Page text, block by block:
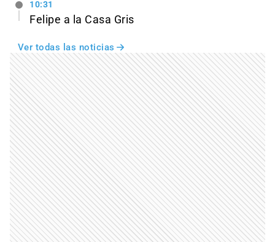
10:31
Felipe a la Casa Gris
Ver todas las noticias